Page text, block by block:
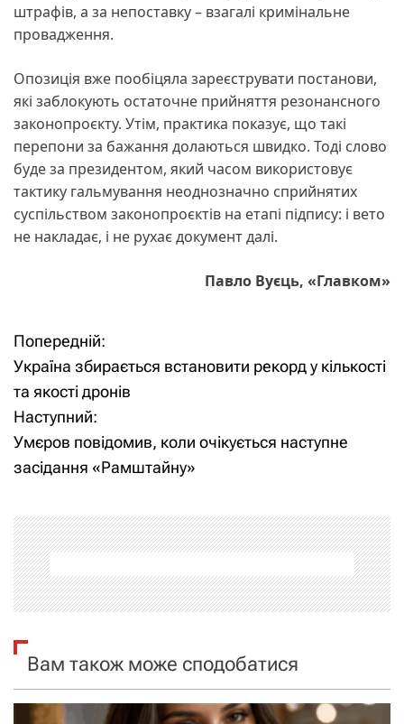
штрафів, а за непоставку – взагалі кримінальне
провадження.
Опозиція вже пообіцяла зареєструвати постанови,
які заблокують остаточне прийняття резонансного
законопроєкту. Утім, практика показує, що такі
перепони за бажання долаються швидко. Тоді слово
буде за президентом, який часом використовує
тактику гальмування неоднозначно сприйнятих
суспільством законопроєктів на етапі підпису: і вето
не накладає, і не рухає документ далі.
Павло Вуєць, «Главком»
Н
а
в
і
а
ц
і
я
з
Попередній:
Україна збирається встановити рекорд у кількості
та якості дронів
Наступний:
Умєров повідомив, коли очікується наступне
засідання «Рамштайну»
Вам також може сподобатися